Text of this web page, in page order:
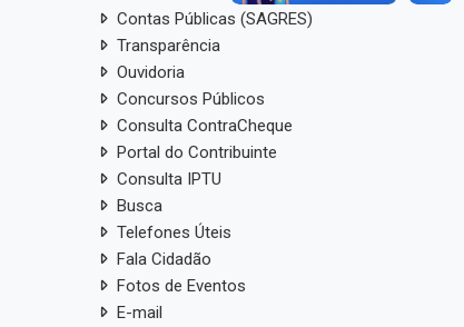
Contas Públicas (SAGRES)
Transparência
Ouvidoria
Concursos Públicos
Consulta ContraCheque
Portal do Contribuinte
Consulta IPTU
Busca
Telefones Úteis
Fala Cidadão
Fotos de Eventos
E-mail